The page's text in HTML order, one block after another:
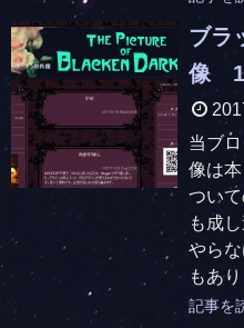
ブラ
像
当ブ
像は
つい
も成
やら
もあ
記事を